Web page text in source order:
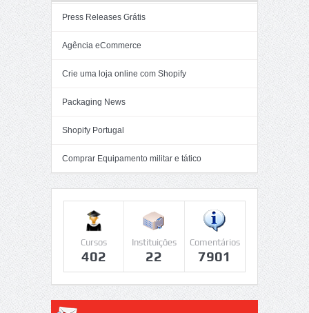
Press Releases Grátis
Agência eCommerce
Crie uma loja online com Shopify
Packaging News
Shopify Portugal
Comprar Equipamento militar e tático
Cursos
402
Instituições
22
Comentários
7901